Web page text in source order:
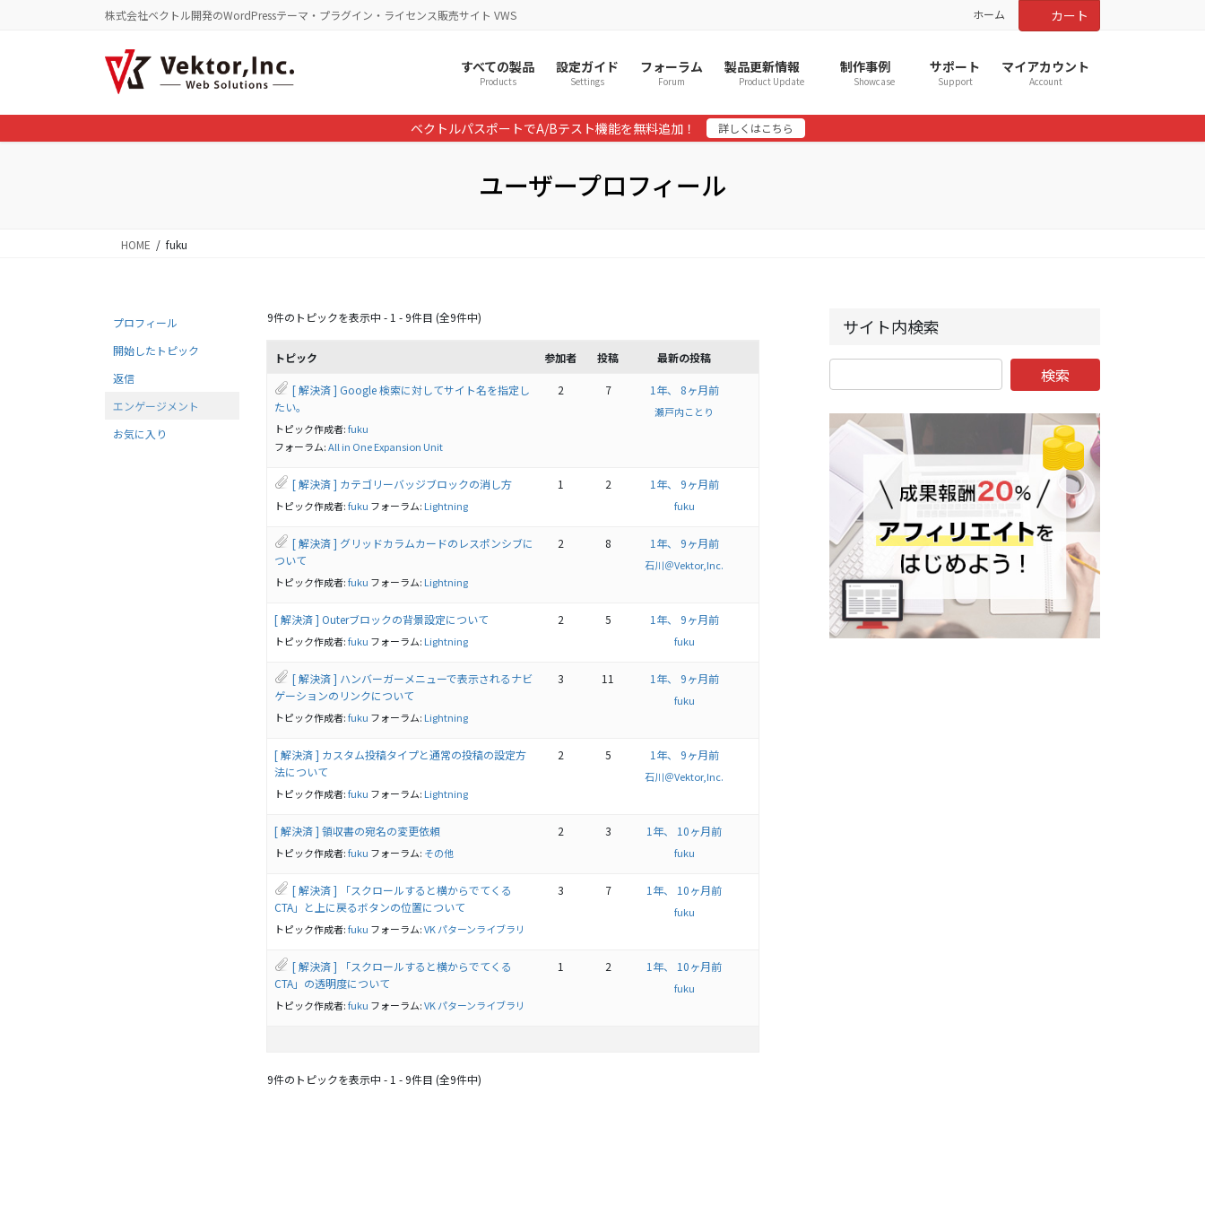
に
移
ョ
ン
株式会社ベクトル開発のWordPressテーマ・プラグイン・ライセンス販売サイト VWS ホーム カート
すべての製品
Products
設定ガイド
Settings
フォーラム
Forum
製品更新情報
Product Update
制作事例
Showcase
サポート
Support
マイアカウント
Account
ベクトルパスポートでA/Bテスト機能を無料追加！ 詳しくはこちら
ユーザープロフィール
HOME fuku
プロフィール
開始したトピック
返信
エンゲージメント
お気に入り
9件のトピックを表示中 - 1 - 9件目 (全9件中)
トピック 参加者 投稿 最新の投稿
[ 解決済 ] Google 検索に対してサイト名を指定し
たい。
トピック作成者:fuku
フォーラム:All in One Expansion Unit
2 7 1年、 8ヶ月前
瀬戸内ことり
[ 解決済 ] カテゴリーバッジブロックの消し方
トピック作成者:fuku フォーラム: Lightning
1 2 1年、 9ヶ月前
fuku
[ 解決済 ] グリッドカラムカードのレスポンシブに
ついて
トピック作成者:fuku フォーラム: Lightning
2 8 1年、 9ヶ月前
石川＠Vektor,Inc.
[ 解決済 ] Outerブロックの背景設定について
トピック作成者:fuku フォーラム: Lightning
2 5 1年、 9ヶ月前
fuku
[ 解決済 ] ハンバーガーメニューで表示されるナビ
ゲーションのリンクについて
トピック作成者:fuku フォーラム: Lightning
3 11 1年、 9ヶ月前
fuku
[ 解決済 ] カスタム投稿タイプと通常の投稿の設定方
法について
トピック作成者:fuku フォーラム: Lightning
2 5 1年、 9ヶ月前
石川＠Vektor,Inc.
[ 解決済 ] 領収書の宛名の変更依頼
トピック作成者:fuku フォーラム: その他
2 3 1年、 10ヶ月前
fuku
[ 解決済 ] 「スクロールすると横からでてくる
CTA」と上に戻るボタンの位置について
トピック作成者:fuku フォーラム:VK パターンライブラリ
3 7 1年、 10ヶ月前
fuku
[ 解決済 ] 「スクロールすると横からでてくる
CTA」の透明度について
トピック作成者:fuku フォーラム:VK パターンライブラリ
1 2 1年、 10ヶ月前
fuku
9件のトピックを表示中 - 1 - 9件目 (全9件中)
サイト内検索